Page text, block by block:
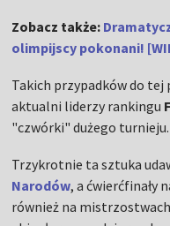
Zobacz także:
olimpijscy pokonani!
Takich przypadków do tej
aktualni liderzy rankingu
"czwórki" dużego turnieju.
Trzykrotnie ta sztuka
Narodów, a ćwierćfinały
również na